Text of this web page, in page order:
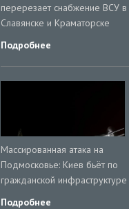
перерезает снабжение ВСУ в
Славянске и Краматорске
Подробнее
Массированная атака на
Подмосковье: Киев бьёт по
гражданской инфраструктуре
Подробнее